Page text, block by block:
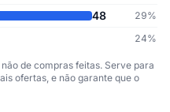
48 29%
24%
de compras feitas. Serve para
ofertas, e não garante que o